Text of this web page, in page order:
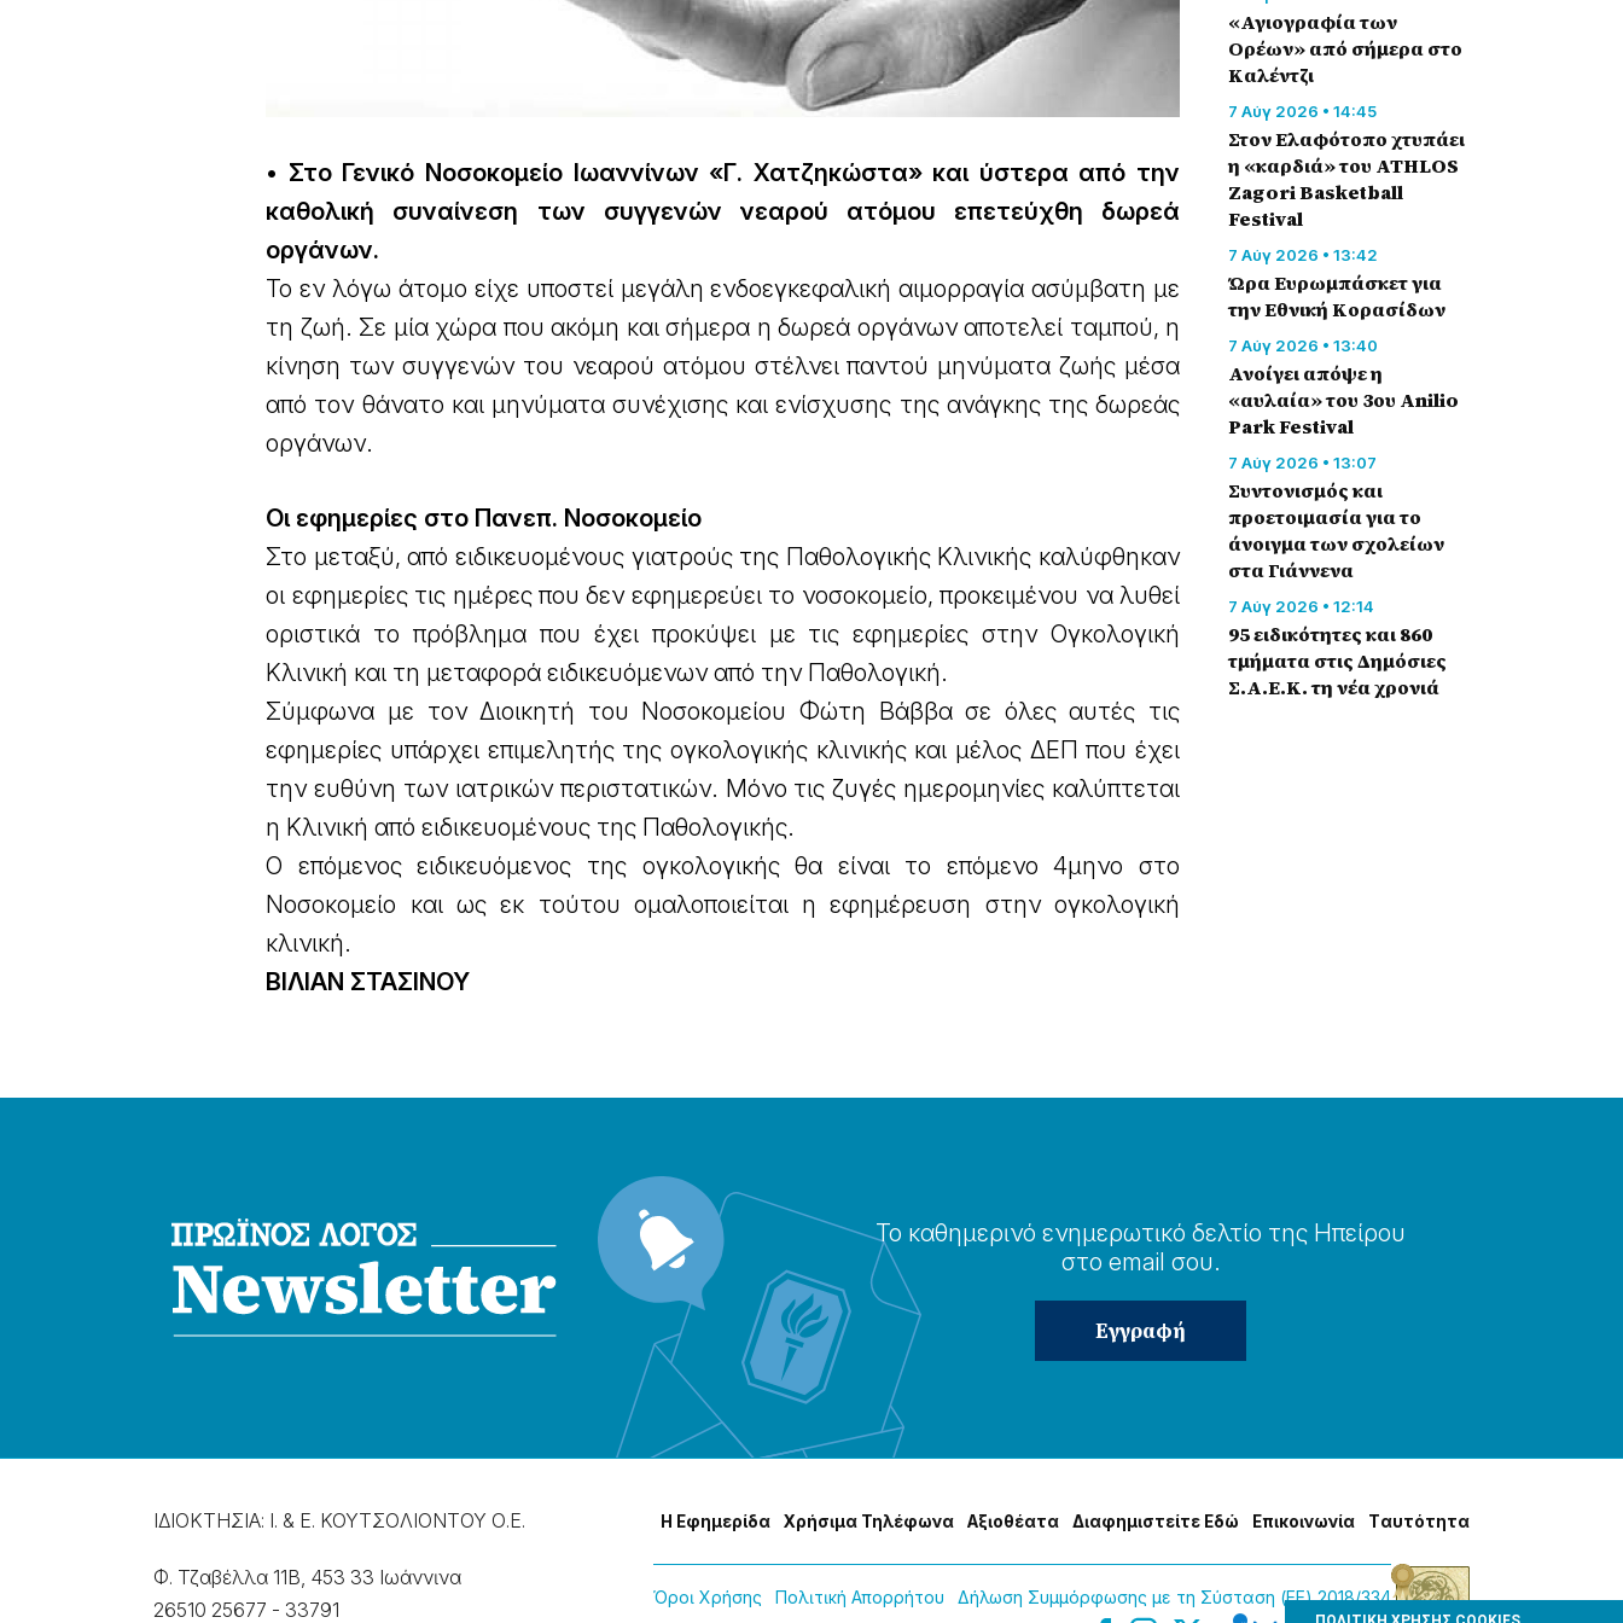
• Στο Γενικό Νοσοκομείο Ιωαννίνων «Γ. Χατζηκώστα» και ύστερα από την
καθολική συναίνεση των συγγενών νεαρού ατόμου επετεύχθη δωρεά
οργάνων.
Το εν λόγω άτομο είχε υποστεί μεγάλη ενδοεγκεφαλική αιμορραγία ασύμβατη με
τη ζωή. Σε μία χώρα που ακόμη και σήμερα η δωρεά οργάνων αποτελεί ταμπού, η
κίνηση των συγγενών του νεαρού ατόμου στέλνει παντού μηνύματα ζωής μέσα
από τον θάνατο και μηνύματα συνέχισης και ενίσχυσης της ανάγκης της δωρεάς
οργάνων.
Οι εφημερίες στο Πανεπ. Νοσοκομείο
Στο μεταξύ, από ειδικευομένους γιατρούς της Παθολογικής Κλινικής καλύφθηκαν
οι εφημερίες τις ημέρες που δεν εφημερεύει το νοσοκομείο, προκειμένου να λυθεί
οριστικά το πρόβλημα που έχει προκύψει με τις εφημερίες στην Ογκολογική
Κλινική και τη μεταφορά ειδικευόμενων από την Παθολογική.
Σύμφωνα με τον Διοικητή του Νοσοκομείου Φώτη Βάββα σε όλες αυτές τις
εφημερίες υπάρχει επιμελητής της ογκολογικής κλινικής και μέλος ΔΕΠ που έχει
την ευθύνη των ιατρικών περιστατικών. Μόνο τις ζυγές ημερομηνίες καλύπτεται
η Κλινική από ειδικευομένους της Παθολογικής.
Ο επόμενος ειδικευόμενος της ογκολογικής θα είναι το επόμενο 4μηνο στο
Νοσοκομείο και ως εκ τούτου ομαλοποιείται η εφημέρευση στην ογκολογική
κλινική.
ΒΙΛΙΑΝ ΣΤΑΣΙΝΟΥ
«Αγιογραφία των
Ορέων» από σήμερα στο
Καλέντζι
7 Αύγ 2026 • 14:45
Στον Ελαφότοπο χτυπάει
η «καρδιά» του ATHLOS
Zagori Basketball
Festival
7 Αύγ 2026 • 13:42
Ώρα Ευρωμπάσκετ για
την Εθνική Κορασίδων
7 Αύγ 2026 • 13:40
Ανοίγει απόψε η
«αυλαία» του 3ου Anilio
Park Festival
7 Αύγ 2026 • 13:07
Συντονισμός και
προετοιμασία για το
άνοιγμα των σχολείων
στα Γιάννενα
7 Αύγ 2026 • 12:14
95 ειδικότητες και 860
τμήματα στις Δημόσιες
Σ.Α.Ε.Κ. τη νέα χρονιά
Το καθημερɩνό ενημερωτɩκό δελτίο της Ηπείρου
στο email σου.
ΙΔΙΟΚΤΗΣΙΑ: Ι. & Ε. ΚΟΥΤΣΟΛΙΟΝΤΟΥ Ο.Ε.
Φ. Τζαβέλλα 11Β, 453 33 Ιωάννɩνα
26510 25677 - 33791
Η Εφημερίδα Χρήσɩμα Τηλέφωνα Αξɩοθέατα Δɩαφημɩστείτε Εδώ Επɩκοɩνωνία Tαυτότητα
Όροɩ Χρήσης Πολɩτɩκή Απορρήτου Δήλωση Συμμόρφωσης με τη Σύσταση (ΕΕ) 2018/334